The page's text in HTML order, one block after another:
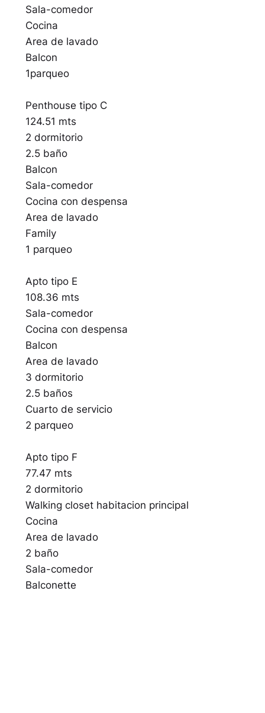
Sala-comedor
Cocina
Area de lavado
Balcon
1parqueo
Penthouse tipo C
124.51 mts
2 dormitorio
2.5 baño
Balcon
Sala-comedor
Cocina con despensa
Area de lavado
Family
1 parqueo
Apto tipo E
108.36 mts
Sala-comedor
Cocina con despensa
Balcon
Area de lavado
3 dormitorio
2.5 baños
Cuarto de servicio
2 parqueo
Apto tipo F
77.47 mts
2 dormitorio
Walking closet habitacion principal
Cocina
Area de lavado
2 baño
Sala-comedor
Balconette